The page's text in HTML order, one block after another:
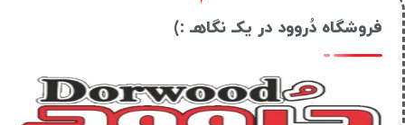
فروشگاه دُروود در یکـ نگاهـ :)